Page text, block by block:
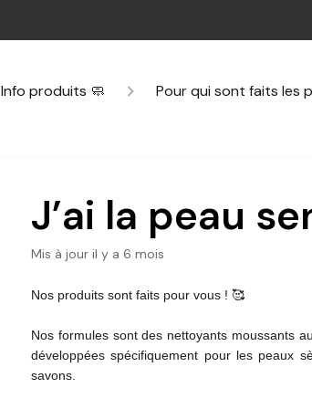
Info produits 🧼 Pour qui sont faits les
J’ai la peau
Mis à jour il y a 6 mois
Nos produits sont faits pour vous ! 🥰
Nos formules sont des nettoyants moussants
développées spécifiquement pour les peaux
savons.